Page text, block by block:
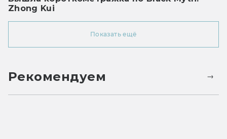
Zhong Kui
Показать ещё
Рекомендуем